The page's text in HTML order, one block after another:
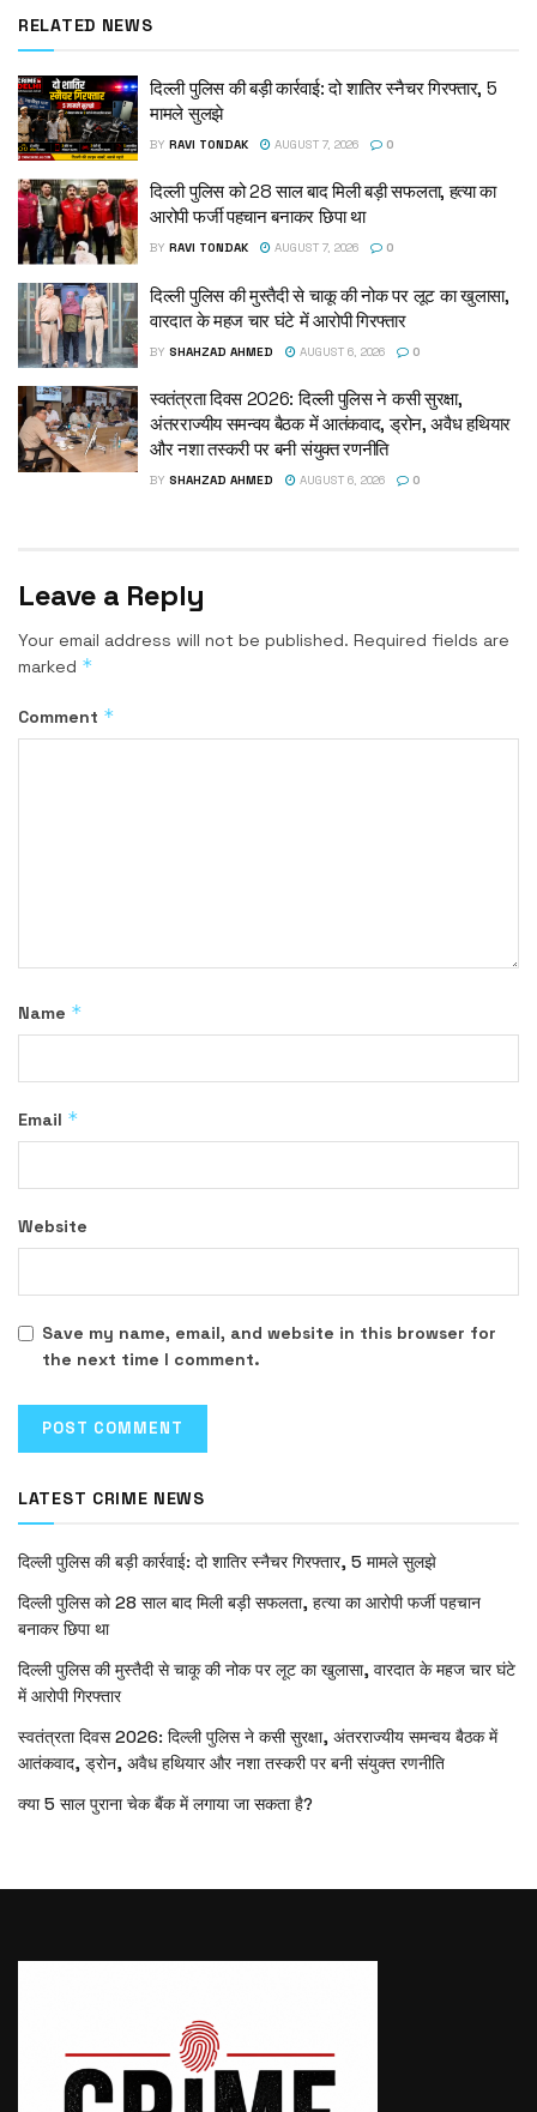
RELATED NEWS
दिल्ली पुलिस की बड़ी कार्रवाई: दो शातिर स्नैचर गिरफ्तार, 5
मामले सुलझे
BY RAVI TONDAK AUGUST 7, 2026 0
दिल्ली पुलिस को 28 साल बाद मिली बड़ी सफलता, हत्या का
आरोपी फर्जी पहचान बनाकर छिपा था
BY RAVI TONDAK AUGUST 7, 2026 0
दिल्ली पुलिस की मुस्तैदी से चाकू की नोक पर लूट का खुलासा,
वारदात के महज चार घंटे में आरोपी गिरफ्तार
BY SHAHZAD AHMED AUGUST 6, 2026 0
स्वतंत्रता दिवस 2026: दिल्ली पुलिस ने कसी सुरक्षा,
अंतरराज्यीय समन्वय बैठक में आतंकवाद, ड्रोन, अवैध हथियार
और नशा तस्करी पर बनी संयुक्त रणनीति
BY SHAHZAD AHMED AUGUST 6, 2026 0
Leave a Reply
Your email address will not be published. Required fields are
marked *
Comment *
Name *
Email *
Website
Save my name, email, and website in this browser for
the next time I comment.
LATEST CRIME NEWS
दिल्ली पुलिस की बड़ी कार्रवाई: दो शातिर स्नैचर गिरफ्तार, 5 मामले सुलझे
दिल्ली पुलिस को 28 साल बाद मिली बड़ी सफलता, हत्या का आरोपी फर्जी पहचान
बनाकर छिपा था
दिल्ली पुलिस की मुस्तैदी से चाकू की नोक पर लूट का खुलासा, वारदात के महज चार घंटे
में आरोपी गिरफ्तार
स्वतंत्रता दिवस 2026: दिल्ली पुलिस ने कसी सुरक्षा, अंतरराज्यीय समन्वय बैठक में
आतंकवाद, ड्रोन, अवैध हथियार और नशा तस्करी पर बनी संयुक्त रणनीति
क्या 5 साल पुराना चेक बैंक में लगाया जा सकता है?